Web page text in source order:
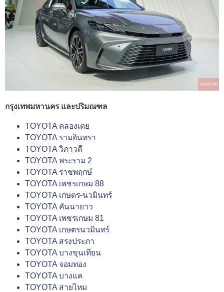
กรุงเทพมหานคร และปริมณฑล
TOYOTA คลองเตย
TOYOTA รามอินทรา
TOYOTA วิภาวดี
TOYOTA พระราม 2
TOYOTA ราชพฤกษ์
TOYOTA เพชรเกษม 88
TOYOTA เกษตร-นวมินทร์
TOYOTA คันนายาว
TOYOTA เพชรเกษม 81
TOYOTA เกษตรนวมินทร์
TOYOTA สรงประภา
TOYOTA บางขุนเทียน
TOYOTA จอมทอง
TOYOTA บางแค
TOYOTA สายไหม